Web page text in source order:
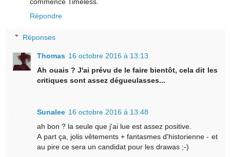
Répondre
Réponses
Thomas 16 octobre 2016 à 13:13
Ah ouais ? J'ai prévu de le faire bientôt, cela dit les
critiques sont assez dégueulasses...
Sunalee 16 octobre 2016 à 13:48
ah bon ? la seule que j'ai lue est assez positive.
A part ça, jolis vêtements + fantasmes d'historienne - et
au pire ce sera un candidat pour les drawas ;-)